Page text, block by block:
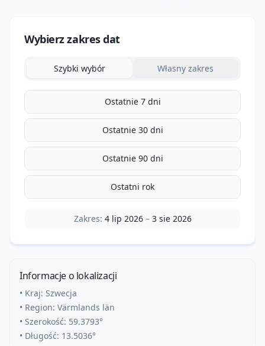
Wybierz zakres dat
Szybki wybór Własny zakres
Ostatnie 7 dni
Ostatnie 30 dni
Ostatnie 90 dni
Ostatni rok
Zakres: 4 lip 2026– 3 sie 2026
Informacje o lokalizacji
• Kraj: Szwecja
• Region: Värmlands län
• Szerokość: 59.3793°
• Długość: 13.5036°